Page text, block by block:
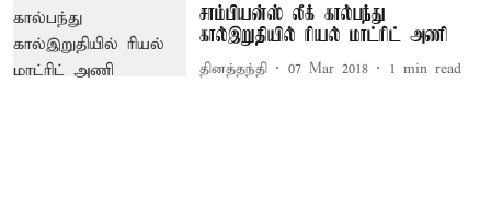
சாம்பியன்ஸ் லீக் கால்பந்து
கால்இறுதியில் ரியல் மாட்ரிட் அணி
தினத்தந்தி 07 Mar 2018 1 min read